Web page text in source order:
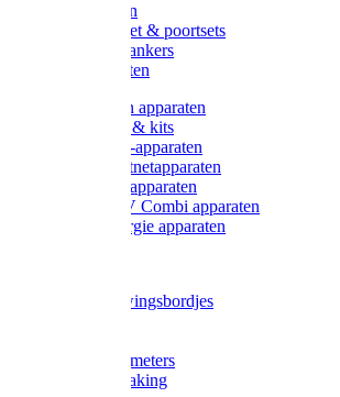
Poortgrepen
Doorgangset & poortsets
Poortgreepankers
Weidepoorten
Onderdelen apparaten
Starter sets & kits
9V Batterij-apparaten
230V Lichtnetapparaten
12V Accu-apparaten
230V / 12V Combi apparaten
Zonne-energie apparaten
Waarschuwingsbordjes
Wegers en meters
Video bewaking